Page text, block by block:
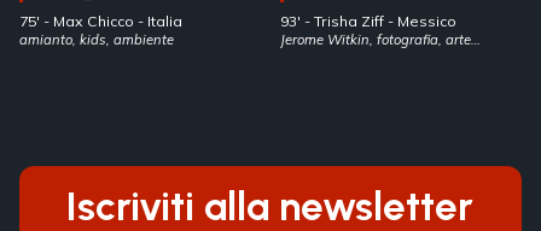
75' - Max Chicco - Italia
amianto, kids, ambiente
93' -Trisha Ziff - Messico
Jerome Witkin, fotografia, arte
Iscriviti alla newsletter